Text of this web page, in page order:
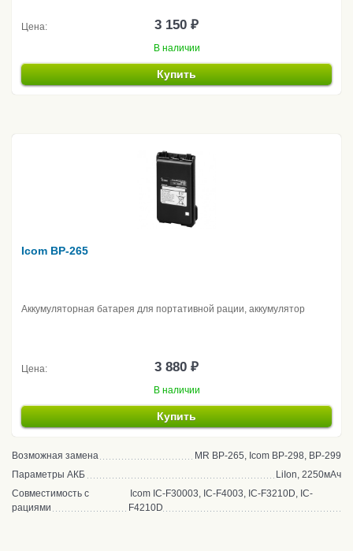
Цена: 3 150 ₽
В наличии
Купить
Icom BP-265
Аккумуляторная батарея для портативной рации, аккумулятор
Цена: 3 880 ₽
В наличии
Купить
Возможная замена
MR BP-265, Icom BP-298, BP-299
Параметры АКБ
LiIon, 2250мАч
Совместимость с
рациями
Icom IC-F30003, IC-F4003, IC-F3210D, IC-
F4210D